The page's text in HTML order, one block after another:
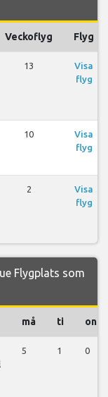
Veckoflyg Flyg
13
Visa
flyg
10
Visa
flyg
2
Visa
flyg
Flygplats som
må ti on
5 1 0